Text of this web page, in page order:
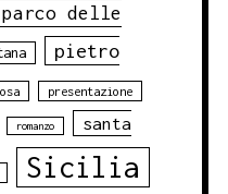
parco delle
pietro
presentazione
romanzo santa
Sicilia